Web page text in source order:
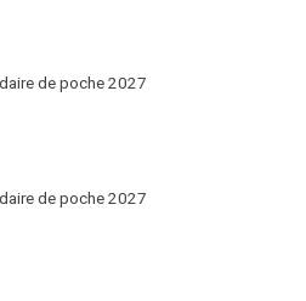
de poche 2027
de poche 2027